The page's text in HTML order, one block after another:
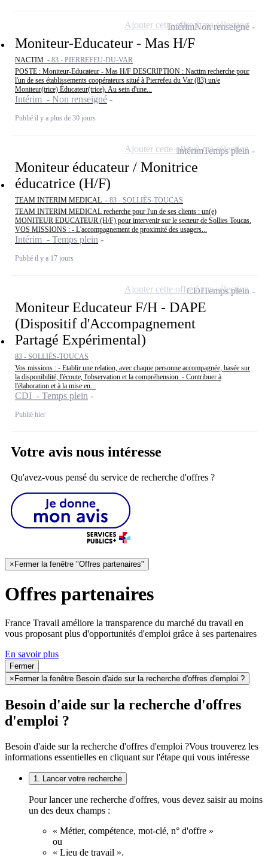
Moniteur-Educateur - Mas H/F
NACTIM - 83 - PIERREFEU-DU-VAR
POSTE : Moniteur-Educateur - Mas H/F DESCRIPTION : Nactim recherche pour
l'un de ses établissements coopérateurs situé à Pierrefeu du Var (83) un/e
Moniteur(trice) Éducateur(trice). Au sein d'une...
Intérim - Non renseigné
Publié il y a plus de 30 jours
IntérimNon renseigné
Ajouter cette offre à ma sélection
Moniteur éducateur / Monitrice
éducatrice (H/F)
TEAM INTERIM MEDICAL - 83 - SOLLIÈS-TOUCAS
TEAM INTERIM MEDICAL recherche pour l'un de ses clients : un(e)
MONITEUR EDUCATEUR (H/F) pour intervenir sur le secteur de Sollies Toucas.
VOS MISSIONS : - L'accompagnement de proximité des usagers...
Intérim - Temps plein
Publié il y a 17 jours
IntérimTemps plein
Ajouter cette offre à ma sélection
Moniteur Educateur F/H - DAPE
(Dispositif d'Accompagnement
Partagé Expérimental)
83 - SOLLIÈS-TOUCAS
Vos missions : - Etablir une relation, avec chaque personne accompagnée, basée sur
la disponibilité, l'écoute, l'observation et la compréhension. - Contribuer à
l'élaboration et à la mise en...
CDI - Temps plein
Publié hier
CDITemps plein
Ajouter cette offre à ma sélection
Votre avis nous intéresse
Qu'avez-vous pensé du service de recherche d'offres ?
×Fermer la fenêtre "Offres partenaires"
Offres partenaires
France Travail améliore la transparence du marché du travail en
vous proposant plus d'opportunités d'emploi grâce à ses partenaires
En savoir plus
Fermer
× Fermer la fenêtre Besoin d'aide sur la recherche d'offres d'emploi ?
Besoin d'aide sur la recherche d'offres
d'emploi ?
Besoin d'aide sur la recherche d'offres d'emploi ?Vous trouverez les
informations essentielles en cliquant sur l'étape qui vous intéresse
1. Lancer votre recherche
Pour lancer une recherche d'offres, vous devez saisir au moins
un des deux champs :
« Métier, compétence, mot-clé, n° d'offre »
ou
« Lieu de travail ».